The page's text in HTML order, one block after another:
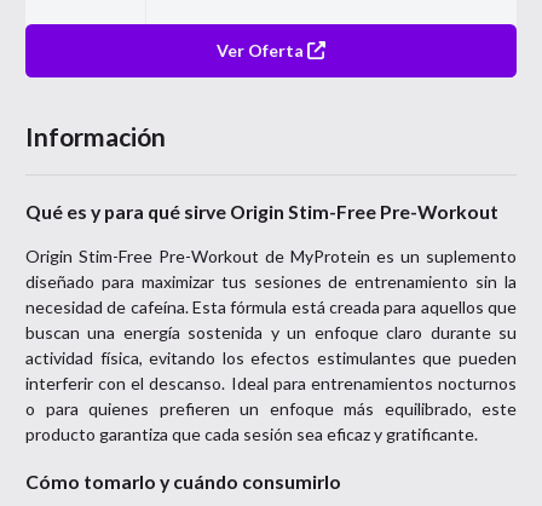
Ver Oferta
Información
Qué es y para qué sirve Origin Stim-Free Pre-Workout
Origin Stim-Free Pre-Workout de MyProtein es un suplemento
diseñado para maximizar tus sesiones de entrenamiento sin la
necesidad de cafeína. Esta fórmula está creada para aquellos que
buscan una energía sostenida y un enfoque claro durante su
actividad física, evitando los efectos estimulantes que pueden
interferir con el descanso. Ideal para entrenamientos nocturnos
o para quienes prefieren un enfoque más equilibrado, este
producto garantiza que cada sesión sea eficaz y gratificante.
Cómo tomarlo y cuándo consumirlo